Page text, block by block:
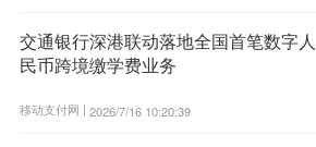
交通银行深港联动落地全国首笔数字人
民币跨境缴学费业务
移动支付网 | 2026/7/16 10:20:39